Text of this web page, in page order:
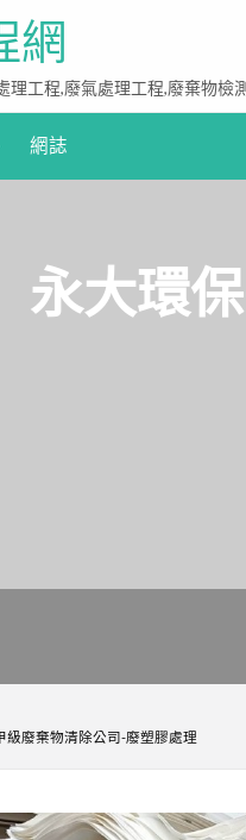
網
理工程,廢氣處理工程,廢棄物檢
網誌
永大環
級廢棄物清除公司-廢塑膠處理